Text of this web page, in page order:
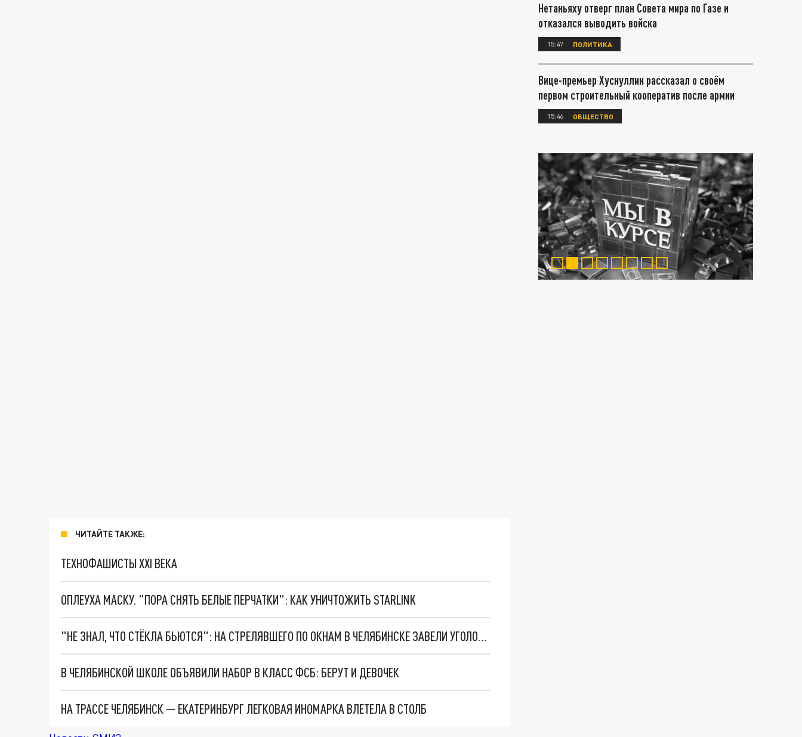
ЧИТАЙТЕ ТАКЖЕ:
ТЕХНОФАШИСТЫ XXI ВЕКА
ОПЛЕУХА МАСКУ. "ПОРА СНЯТЬ БЕЛЫЕ ПЕРЧАТКИ": КАК УНИЧТОЖИТЬ STARLINK
"НЕ ЗНАЛ, ЧТО СТЁКЛА БЬЮТСЯ": НА СТРЕЛЯВШЕГО ПО ОКНАМ В ЧЕЛЯБИНСКЕ ЗАВЕЛИ УГОЛОВНОЕ ДЕЛО
В ЧЕЛЯБИНСКОЙ ШКОЛЕ ОБЪЯВИЛИ НАБОР В КЛАСС ФСБ: БЕРУТ И ДЕВОЧЕК
НА ТРАССЕ ЧЕЛЯБИНСК — ЕКАТЕРИНБУРГ ЛЕГКОВАЯ ИНОМАРКА ВЛЕТЕЛА В СТОЛБ
Нетаньяху отверг план Совета мира по Газе и
отказался выводить войска
15:47 ПОЛИТИКА
Вице-премьер Хуснуллин рассказал о своём
первом строительный кооператив после армии
15:46 ОБЩЕСТВО